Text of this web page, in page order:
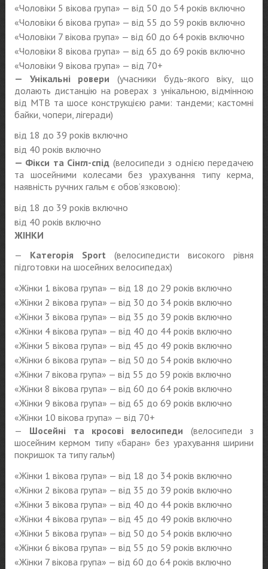
«Чоловіки 5 вікова група» — від 50 до 54 років включно
«Чоловіки 6 вікова група» — від 55 до 59 років включно
«Чоловіки 7 вікова група» — від 60 до 64 років включно
«Чоловіки 8 вікова група» — від 65 до 69 років включно
«Чоловіки 9 вікова група» — від 70+
— Унікальні ровери (учасники будь-якого віку, що
долають дистанцію на роверах з унікальною, відмінною
від MTB та шосе конструкцією рами: тандеми; кастомні
байки, чопери, лігеради)
від 18 до 39 років включно
від 40 років включно
— Фікси та Сінгл-спід (велосипеди з однією передачею
та шосейними колесами без урахування типу керма,
наявність ручних гальм є обов’язковою):
від 18 до 39 років включно
від 40 років включно
ЖІНКИ
— Категорія Sport (велосипедисти високого рівня
підготовки на шосейних велосипедах)
«Жінки 1 вікова група» — від 18 до 29 років включно
«Жінки 2 вікова група» — від 30 до 34 років включно
«Жінки 3 вікова група» — від 35 до 39 років включно
«Жінки 4 вікова група» — від 40 до 44 років включно
«Жінки 5 вікова група» — від 45 до 49 років включно
«Жінки 6 вікова група» — від 50 до 54 років включно
«Жінки 7 вікова група» — від 55 до 59 років включно
«Жінки 8 вікова група» — від 60 до 64 років включно
«Жінки 9 вікова група» — від 65 до 69 років включно
«Жінки 10 вікова група» — від 70+
— Шосейні та кросові велосипеди (велосипеди з
шосейним кермом типу «баран» без урахування ширини
покришок та типу гальм)
«Жінки 1 вікова група» — від 18 до 34 років включно
«Жінки 2 вікова група» — від 35 до 39 років включно
«Жінки 3 вікова група» — від 40 до 44 років включно
«Жінки 4 вікова група» — від 45 до 49 років включно
«Жінки 5 вікова група» — від 50 до 54 років включно
«Жінки 6 вікова група» — від 55 до 59 років включно
«Жінки 7 вікова група» — від 60 до 64 років включно